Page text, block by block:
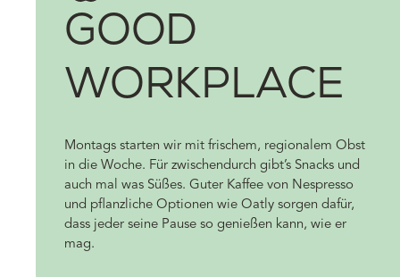
GOOD
WORKPLACE
Montags starten wir mit frischem, regionalem Obst
in die Woche. Für zwischendurch gibt’s Snacks und
auch mal was Süßes. Guter Kaffee von Nespresso
und pflanzliche Optionen wie Oatly sorgen dafür,
dass jeder seine Pause so genießen kann, wie er
mag.